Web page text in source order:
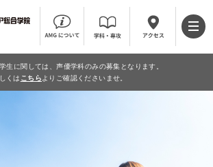
生に関しては、声優学科のみの募集となります。
くは こちら よりご確認くださいませ。